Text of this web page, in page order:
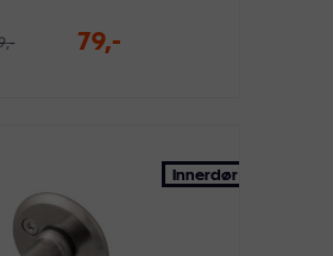
79,-
Legg i handlekurvenInnerdør